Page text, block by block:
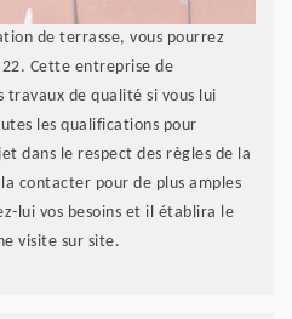
de terrasse, vous pourrez
Cette entreprise de
travaux de qualité si vous lui
les qualifications pour
dans le respect des règles de la
contacter pour de plus amples
lui vos besoins et il établira le
visite sur site.